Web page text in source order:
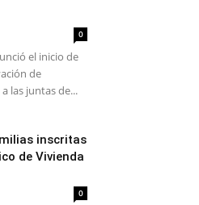
0
el inicio de
de
las juntas de...
inscritas
de Vivienda
0